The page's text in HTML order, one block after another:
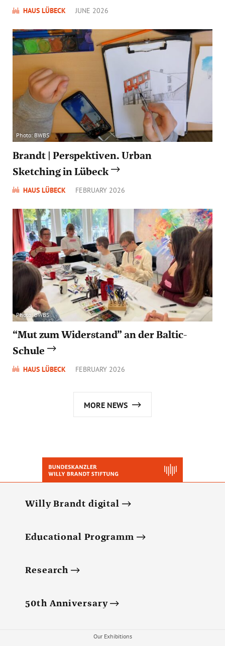
HAUS LÜBECK JUNE 2026
Photo: BWBS
Brandt | Perspektiven. Urban
Sketching in Lübeck
HAUS LÜBECK FEBRUARY 2026
Photo: BWBS
“Mut zum Widerstand” an der Baltic-
Schule
HAUS LÜBECK FEBRUARY 2026
MORE NEWS
Willy Brandt digital
Educational Programm
Research
50th Anniversary
Our Exhibitions